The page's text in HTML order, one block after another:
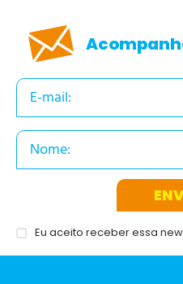
Eu aceito receber essa